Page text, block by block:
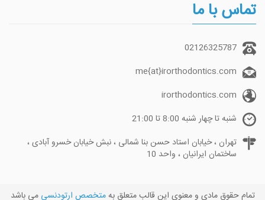
تماس با ما
02126325787
me{at}irorthodontics.com
irorthodontics.com
شنبه تا چهار شنبه 8:00 تا 21:00
تهران ، خیابان استاد حسن بنا شمالی ، نبش خیابان خسرو آبادی ،
ساختمان ایرانیان ، واحد 10
تمام حقوق مادی و معنوی این قالب متعلق بهمتخصص ارتودنسی می باشد